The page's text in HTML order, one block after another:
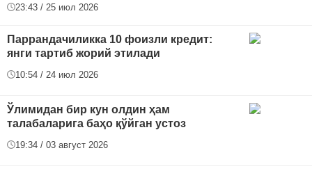
23:43 / 25 июл 2026
Паррандачиликка 10 фоизли кредит:
янги тартиб жорий этилади
10:54 / 24 июл 2026
Ўлимидан бир кун олдин ҳам
талабаларига баҳо қўйган устоз
19:34 / 03 август 2026